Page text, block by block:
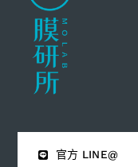
官方 LINE@